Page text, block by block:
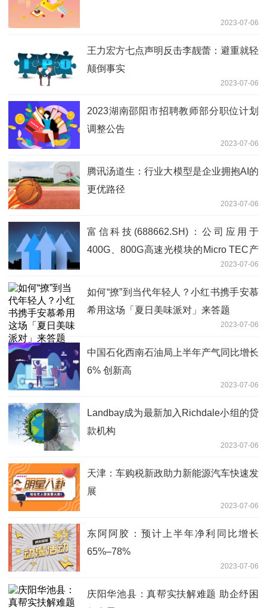
2023-07-06
王力宏方七点声明反击李靓蕾：避重就轻
颠倒事实
2023-07-06
2023湖南邵阳市招聘教师部分职位计划
调整公告
2023-07-06
腾讯汤道生：行业大模型是企业拥抱AI的
更优路径
2023-07-06
富信科技(688662.SH)：公司应用于
400G、800G高速光模块的Micro TEC产
品目前仍处于研发阶段，尚未形成收入
2023-07-06
如何“撩”到当代年轻人？小红书携手安慕
希用这场「夏日美味派对」来答题
2023-07-06
中国石化西南石油局上半年产气同比增长
6% 创新高
2023-07-06
Landbay成为最新加入Richdale小组的贷
款机构
2023-07-06
天津：车购税新政助力新能源汽车快速发
展
2023-07-06
东阿阿胶：预计上半年净利同比增长
65%–78%
2023-07-06
庆阳华池县：真帮实扶解难题 助企纾困